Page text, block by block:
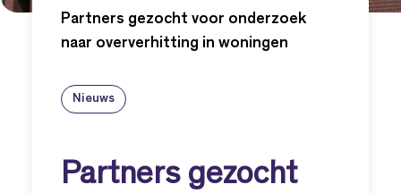
Partners gezocht voor onderzoek
naar oververhitting in woningen
Nieuws
Partners gezocht